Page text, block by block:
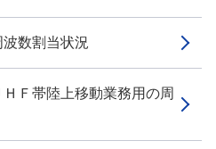
数割当状況
Ｆ帯陸上移動業務用の周